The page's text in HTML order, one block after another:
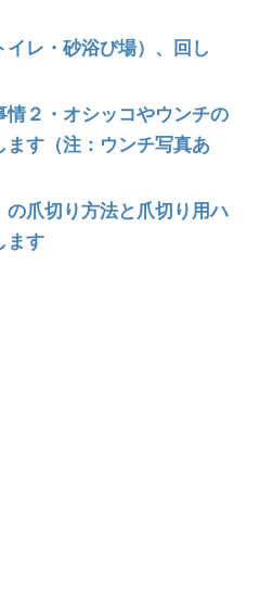
レ・砂浴び場）、回し
２・オシッコやウンチの
す（注：ウンチ写真あ
爪切り方法と爪切り用ハ
ます